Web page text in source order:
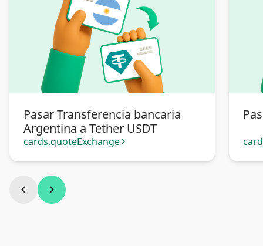
Pasar Transferencia bancaria
Argentina a Tether USDT
cards.quoteExchange arrow_forward_ios
chevron_left chevron_right